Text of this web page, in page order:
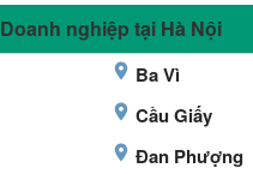
Doanh nghiệp tại Hà Nội
Ba Vì
Cầu Giấy
Đan Phượng